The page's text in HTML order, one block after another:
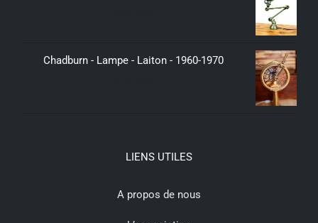
Chadburn - Lampe - Laiton - 1960-1970
LIENS UTILES
A propos de nous